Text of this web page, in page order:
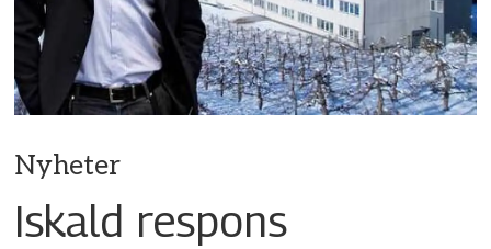
Nyheter
Iskald respons